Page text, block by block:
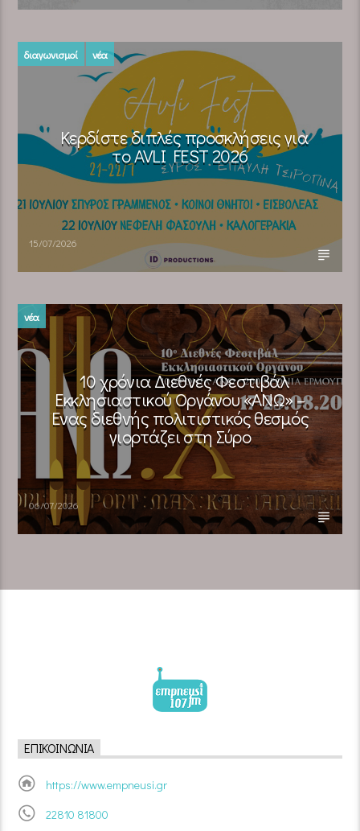
διαγωνισμοί νέα
Κερδίστε διπλές προσκλήσεις για
το AVLI FEST 2026
15/07/2026
νέα
10 χρόνια Διεθνές Φεστιβάλ
Εκκλησιαστικού Οργάνου «ΑΝΩ» –
Ένας διεθνής πολιτιστικός θεσμός
γιορτάζει στη Σύρο​
06/07/2026
ΕΠΙΚΟΙΝΩΝΊΑ
https://www.empneusi.gr
22810 81800